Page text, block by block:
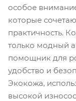
особое
которые
практичность.
только модный
помощник для
удобство и
Экокожа,
высокой